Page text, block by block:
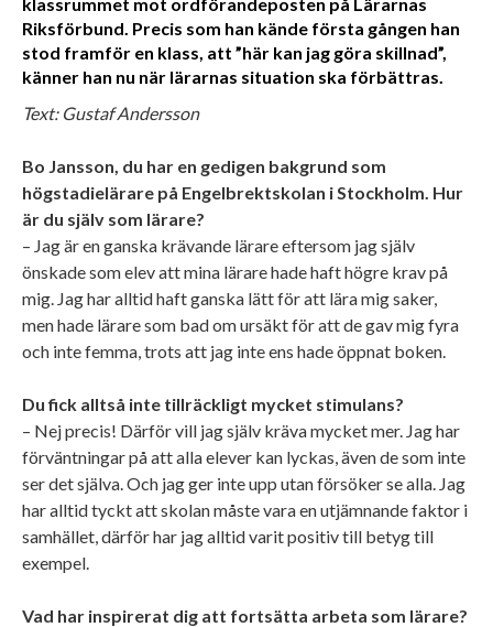
Riksförbund. Precis som han kände första gången han
stod framför en klass, att ”här kan jag göra skillnad”,
känner han nu när lärarnas situation ska förbättras.
Text: Gustaf Andersson
Bo Jansson, du har en gedigen bakgrund som
högstadielärare på Engelbrektskolan i Stockholm. Hur
är du själv som lärare?
– Jag är en ganska krävande lärare eftersom jag själv
önskade som elev att mina lärare hade haft högre krav på
mig. Jag har alltid haft ganska lätt för att lära mig saker,
men hade lärare som bad om ursäkt för att de gav mig fyra
och inte femma, trots att jag inte ens hade öppnat boken.
Du fick alltså inte tillräckligt mycket stimulans?
– Nej precis! Därför vill jag själv kräva mycket mer. Jag har
förväntningar på att alla elever kan lyckas, även de som inte
ser det själva. Och jag ger inte upp utan försöker se alla. Jag
har alltid tyckt att skolan måste vara en utjämnande faktor i
samhället, därför har jag alltid varit positiv till betyg till
exempel.
Vad har inspirerat dig att fortsätta arbeta som lärare?